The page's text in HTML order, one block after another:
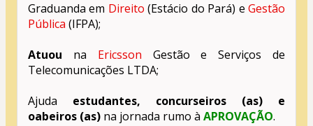
Graduanda em Direito (Estácio do Pará) e Gestão
Pública (IFPA);
Atuou na Ericsson Gestão e Serviços de
Telecomunicações LTDA;
Ajuda estudantes,
concurseiros (as) e
oabeiros (as) na jornada rumo à APROVAÇÃO.